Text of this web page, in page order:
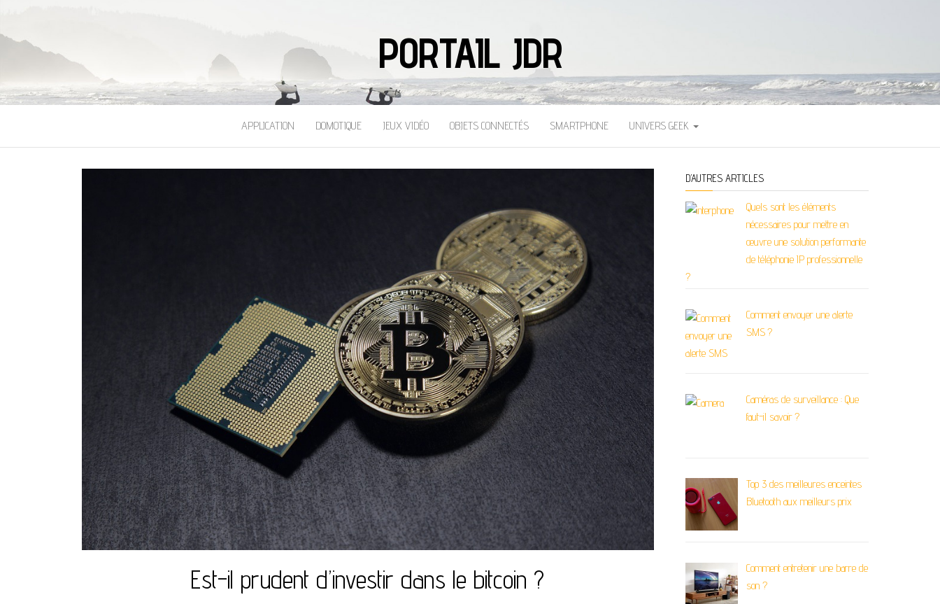
PORTAIL JDR
APPLICATION DOMOTIQUE JEUX VIDÉO OBJETS CONNECTÉS SMARTPHONE UNIVERS GEEK
Est-il prudent d’investir dans le bitcoin ?
D’AUTRES ARTICLES
Quels sont les éléments
nécessaires pour mettre en
œuvre une solution performante
de téléphonie IP professionnelle
?
Comment envoyer une alerte
SMS ?
Caméras de surveillance : Que
faut-il savoir ?
Top 3 des meilleures enceintes
Bluetooth aux meilleurs prix
Comment entretenir une barre de
son ?